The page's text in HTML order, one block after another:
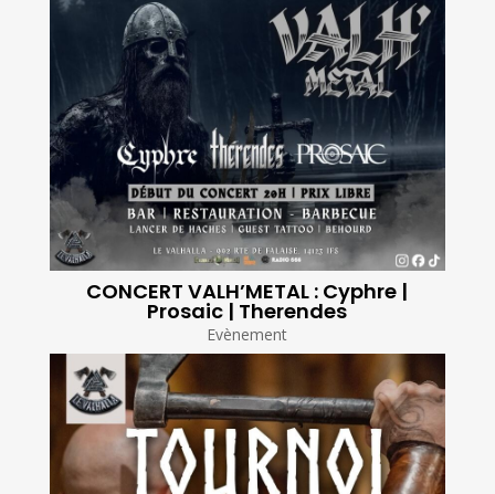
CONCERT VALH’METAL : Cyphre |
Prosaic | Therendes
Evènement